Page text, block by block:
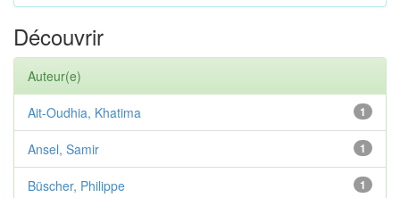
Découvrir
Auteur(e)
1
Ait-Oudhia, Khatima
1
Ansel, Samir
1
Büscher, Philippe